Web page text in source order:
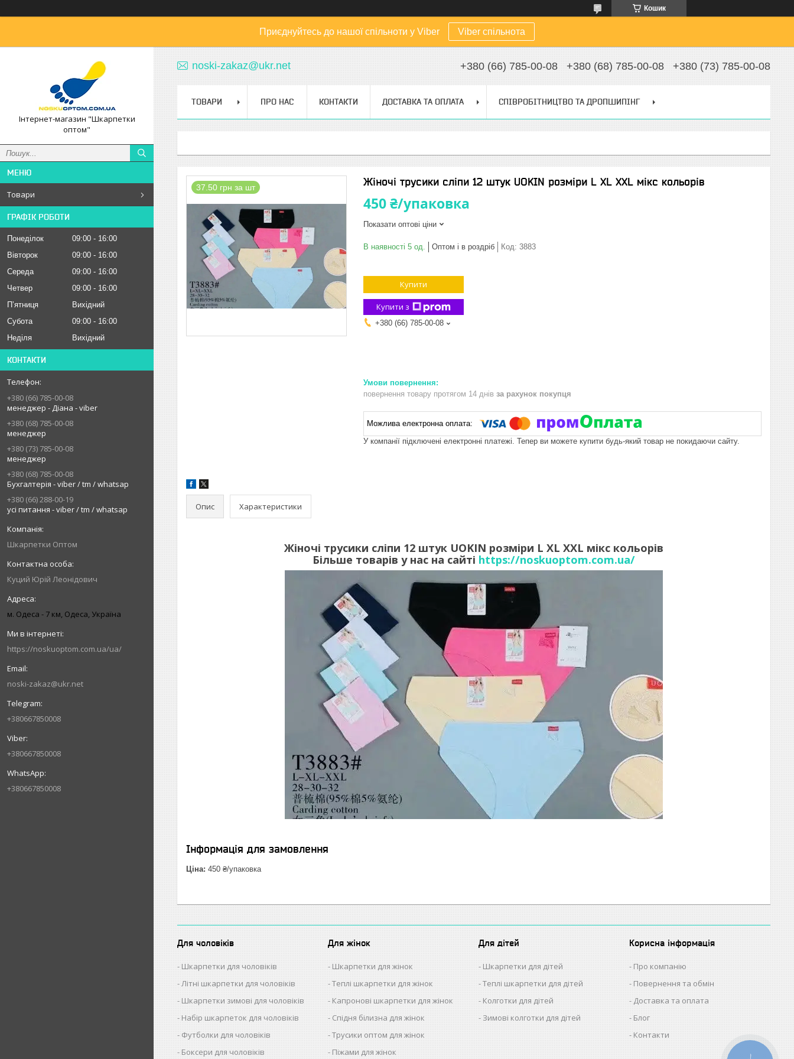
Кошик
Приєднуйтесь до нашої спільноти у Viber Viber спільнота
Інтернет-магазин "Шкарпетки
оптом"
Товари
ГРАФІК РОБОТИ
Понеділок 09:00
16:00
Вівторок
09:00
16:00
Середа
09:00
16:00
Четвер
09:00
16:00
Пʼятниця
Вихідний
Субота
09:00
16:00
Неділя
Вихідний
КОНТАКТИ
+380 (66) 785-00-08
менеджер - Діана - viber
+380 (68) 785-00-08
менеджер
+380 (73) 785-00-08
менеджер
+380 (68) 785-00-08
Бухгалтерія - viber / tm / whatsap
+380 (66) 288-00-19
усі питання - viber / tm / whatsap
Шкарпетки Оптом
Куций Юрій Леонідович
м. Одеса - 7 км, Одеса, Україна
https://noskuoptom.com.ua/ua/
noski-zakaz@ukr.net
+380667850008
+380667850008
+380667850008
noski-zakaz@ukr.net +380 (66) 785-00-08 +380 (68) 785-00-08 +380 (73) 785-00-08
ТОВАРИ ПРО НАС КОНТАКТИ ДОСТАВКА ТА ОПЛАТА СПІВРОБІТНИЦТВО ТА ДРОПШИПІНГ
37.50 грн за шт Жіночі трусики сліпи 12 штук UOKIN розміри L XL XXL мікс кольорів
450 ₴/упаковка
Показати оптові ціни
В наявності 5 од. Оптом і в роздріб Код: 3883
Купити
Купити з
+380 (66) 785-00-08
повернення товару протягом 14 днів за рахунок покупця
У компанії підключені електронні платежі. Тепер ви можете купити будь-який товар не покидаючи сайту.
Опис Характеристики
Жіночі трусики сліпи 12 штук UOKIN розміри L XL XXL мікс кольорів
Більше товарів у нас на сайті https://noskuoptom.com.ua/
Інформація для замовлення
Ціна: 450 ₴/упаковка
Для чоловіків
Шкарпетки для чоловіків
Літні шкарпетки для чоловіків
Шкарпетки зимові для чоловіків
Набір шкарпеток для чоловіків
Футболки для чоловіків
Боксери для чоловіків
Для жінок
Шкарпетки для жінок
Теплі шкарпетки для жінок
Капронові шкарпетки для жінок
Спідня білизна для жінок
Трусики оптом для жінок
Піжами для жінок
Для дітей
Шкарпетки для дітей
Теплі шкарпетки для дітей
Колготки для дітей
Зимові колготки для дітей
Корисна інформація
Про компанію
Повернення та обмін
Доставка та оплата
Блог
Контакти